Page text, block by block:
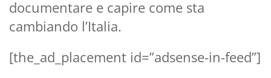
documentare e capire come sta
cambiando l’Italia.
[the_ad_placement id=”adsense-in-feed”]